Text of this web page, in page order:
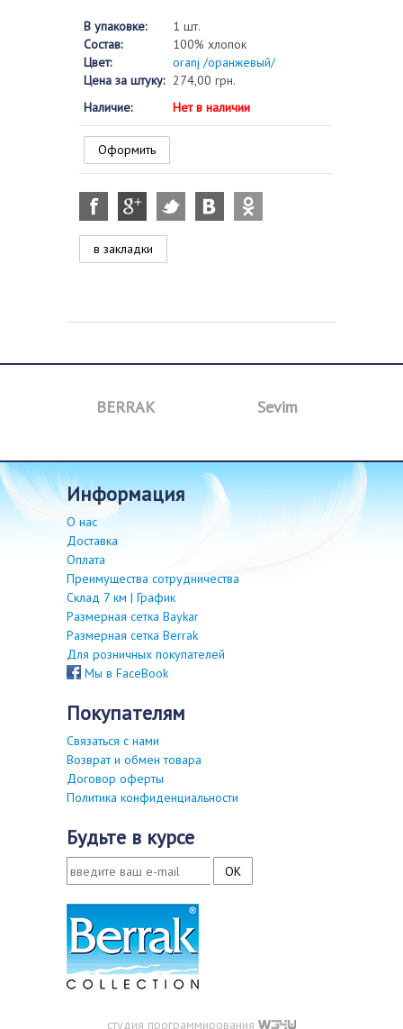
В упаковке:
1 шт.
Состав:
100% хлопок
Цвет:
oranj /оранжевый/
Цена за штуку: 274,00 грн.
Наличие:
Нет в наличии
Оформить
в закладки
BERRAK Sevim
информация
О нас
Доставка
Оплата
Преимущества сотрудничества
Склад 7 км | График
Размерная сетка Baykar
Размерная сетка Berrak
Для розничных покупателей
Мы в FaceBook
покупателям
Связаться с нами
Возврат и обмен товара
Договор оферты
Политика конфиденциальности
будьте в курсе
студия программирования